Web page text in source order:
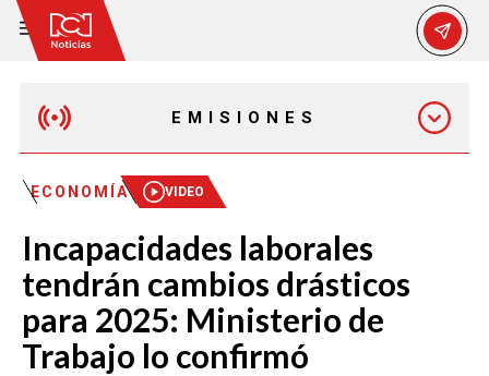
EMISIONES
EMISIÓN 12:30 PM
EMISIÓN 7:00 PM
ECONOMÍA VIDEO
Incapacidades laborales
tendrán cambios drásticos
para 2025: Ministerio de
Trabajo lo confirmó